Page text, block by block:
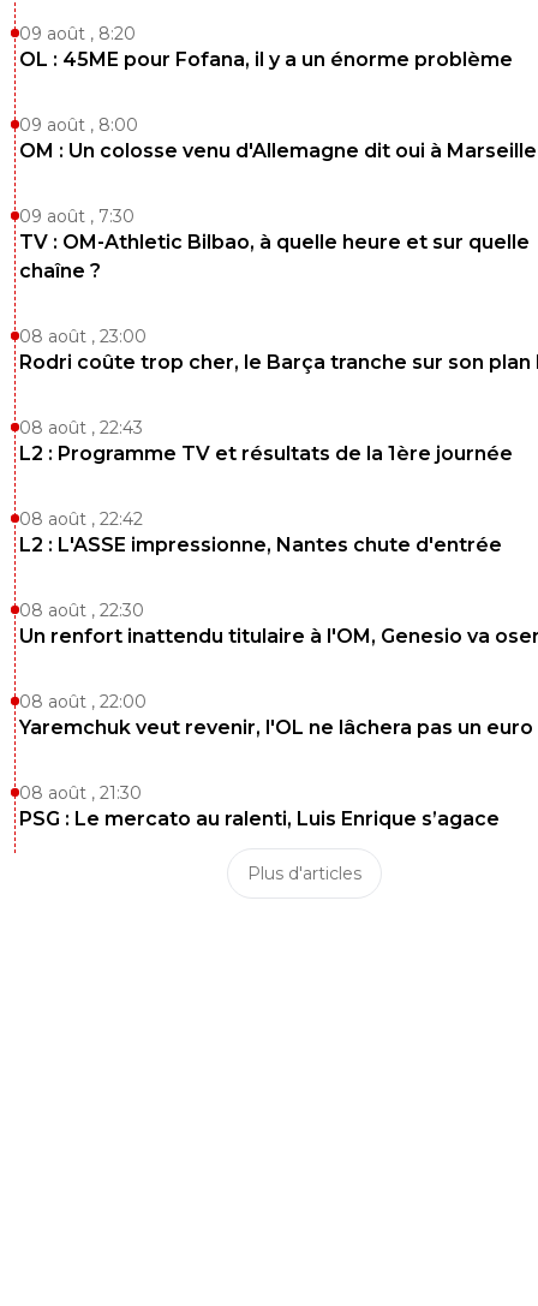
09 août , 8:20
OL : 45ME pour Fofana, il y a un énorme problème
09 août , 8:00
OM : Un colosse venu d'Allemagne dit oui à Marseille
09 août , 7:30
TV : OM-Athletic Bilbao, à quelle heure et sur quelle
chaîne ?
08 août , 23:00
Rodri coûte trop cher, le Barça tranche sur son plan
08 août , 22:43
L2 : Programme TV et résultats de la 1ère journée
08 août , 22:42
L2 : L'ASSE impressionne, Nantes chute d'entrée
08 août , 22:30
Un renfort inattendu titulaire à l'OM, Genesio va
08 août , 22:00
Yaremchuk veut revenir, l'OL ne lâchera pas un euro
08 août , 21:30
PSG : Le mercato au ralenti, Luis Enrique s’agace
Plus d'articles